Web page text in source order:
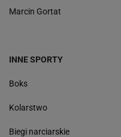
Marcin Gortat
INNE SPORTY
Boks
Kolarstwo
Biegi narciarskie